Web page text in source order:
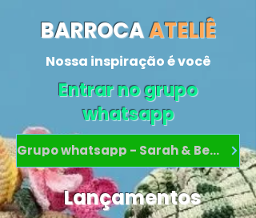
BARROCAATELIÊ
Nossa inspiração é você
Entrar no grupo
whatsapp
Grupo whatsapp - Sarah & Bento
Lançamentos